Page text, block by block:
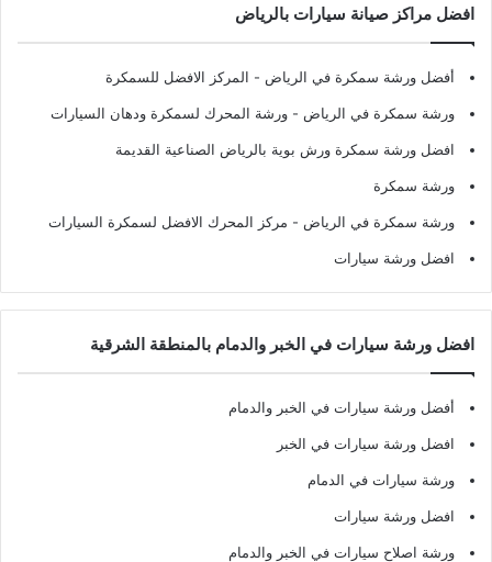
افضل مراكز صيانة سيارات بالرياض
أفضل ورشة سمكرة في الرياض - المركز الافضل للسمكرة
ورشة سمكرة في الرياض - ورشة المحرك لسمكرة ودهان السيارات
افضل ورشة سمكرة ورش بوية بالرياض الصناعية القديمة
ورشة سمكرة
ورشة سمكرة في الرياض - مركز المحرك الافضل لسمكرة السيارات
افضل ورشة سيارات
افضل ورشة سيارات في الخبر والدمام بالمنطقة الشرقية
أفضل ورشة سيارات في الخبر والدمام
افضل ورشة سيارات في الخبر
ورشة سيارات في الدمام
افضل ورشة سيارات
ورشة اصلاح سيارات في الخبر والدمام